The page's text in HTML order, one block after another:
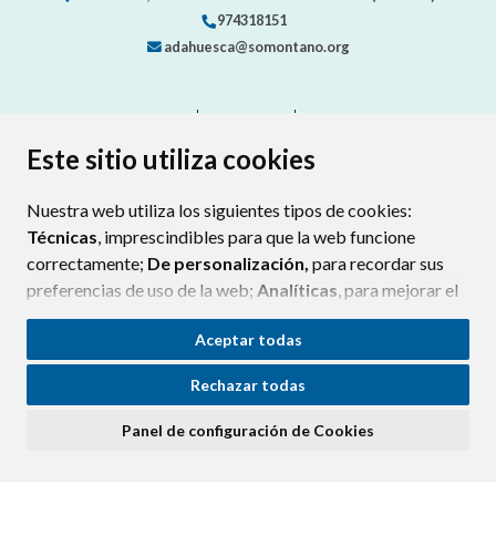
Este sitio utiliza cookies
Nuestra web utiliza los siguientes tipos de cookies:
Técnicas, imprescindibles para que la web funcione
correctamente; De personalización, para recordar sus
preferencias de uso de la web; Analíticas, para mejorar el
funcionamiento de la web y sus servicios.
Si acepta pulsando el botón“Aceptar todas”
consideramos que acepta su uso. Si pulsa el botón
ninguna acción, se guardarán las cookies técnicas
Aceptar todas
Rechazar todas
Panel de configuración de Cookies
974318151
adahuesca@somontano.org
PROTECCIÓN DE DATOS
POLÍTICA DE COOKIES
ENLACE EXTERNO AL